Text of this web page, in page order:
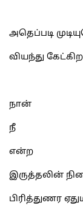
அதெப்படி
வியந்து
நான்
நீ
என்ற
இருத்தலின்
பிரித்துணர